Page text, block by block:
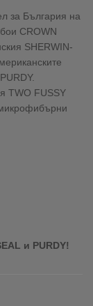
за България на
CROWN
SHERWIN-
TWO FUSSY
и PURDY!